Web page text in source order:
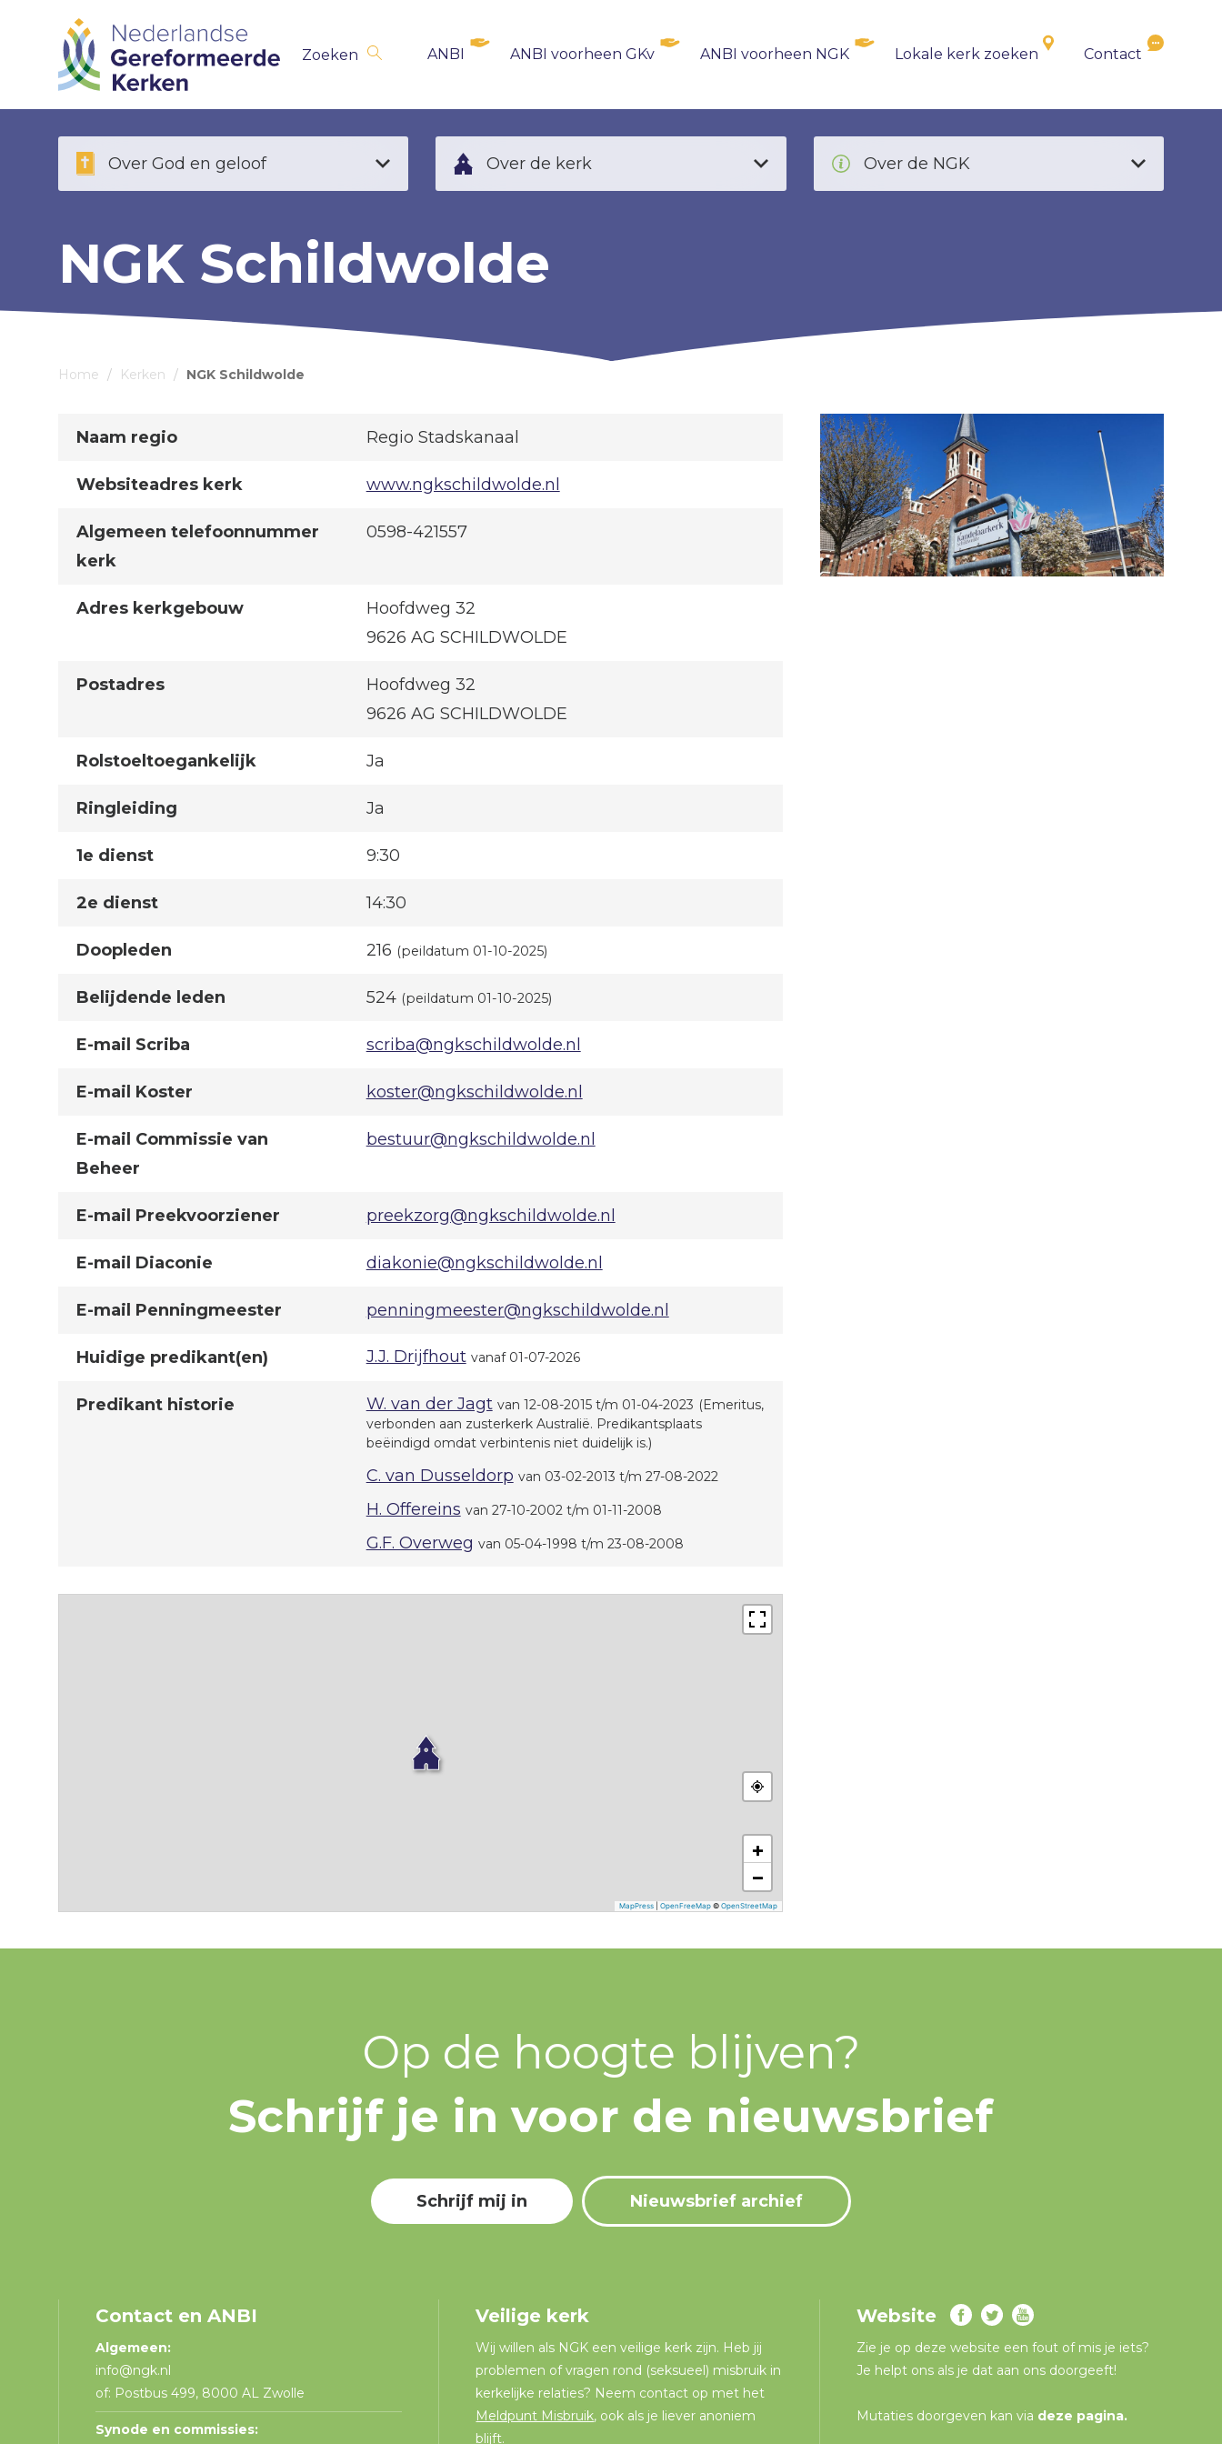
Skip
navigation
Over God en geloof Over de kerk Over de NGK
Zoeken ANBI ANBI voorheen GKv ANBI voorheen NGK Lokale kerk zoeken Contact
NGK Schildwolde
Home / Kerken / NGK Schildwolde
Naam regio Regio Stadskanaal
Websiteadres kerk www.ngkschildwolde.nl
Algemeen telefoonnummer
kerk
0598-421557
Adres kerkgebouw
Hoofdweg 32
9626 AG SCHILDWOLDE
Postadres
Hoofdweg 32
9626 AG SCHILDWOLDE
Rolstoeltoegankelijk Ja
Ringleiding Ja
1e dienst 9:30
2e dienst 14:30
Doopleden 216 (peildatum 01-10-2025)
Belijdende leden 524 (peildatum 01-10-2025)
E-mail Scriba scriba@ngkschildwolde.nl
E-mail Koster koster@ngkschildwolde.nl
E-mail Commissie van
Beheer
bestuur@ngkschildwolde.nl
E-mail Preekvoorziener preekzorg@ngkschildwolde.nl
E-mail Diaconie diakonie@ngkschildwolde.nl
E-mail Penningmeester penningmeester@ngkschildwolde.nl
Huidige predikant(en) J.J. Drijfhout vanaf 01-07-2026
Predikant historie W. van der Jagt van 12-08-2015 t/m 01-04-2023 (Emeritus,
verbonden aan zusterkerk Australië. Predikantsplaats
beëindigd omdat verbintenis niet duidelijk is.)
C. van Dusseldorp van 03-02-2013 t/m 27-08-2022
H. Offereins van 27-10-2002 t/m 01-11-2008
G.F. Overweg van 05-04-1998 t/m 23-08-2008
+
−
MapPress OpenFreeMap ©OpenStreetMap
Op de hoogte blijven?
Schrijf je in voor de nieuwsbrief
Schrijf mij in Nieuwsbrief archief
Contact en ANBI
Algemeen:
info@ngk.nl
of: Postbus 499, 8000 AL Zwolle
Synode en commissies:
Veilige kerk
Wij willen als NGK een veilige kerk zijn. Heb jij
problemen of vragen rond (seksueel) misbruik in
kerkelijke relaties? Neem contact op met het
Meldpunt Misbruik, ook als je liever anoniem
blijft.
Website
Zie je op deze website een fout of mis je iets?
Je helpt ons als je dat aan ons doorgeeft!
Mutaties doorgeven kan via deze pagina.